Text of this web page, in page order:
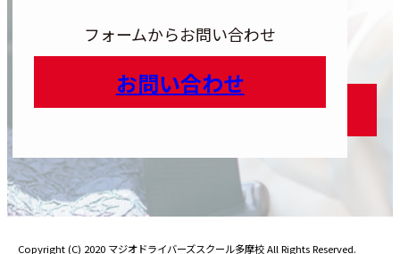
フォームからお問い合わせ
お問い合わせ
カラム
Copyright (C) 2020 マジオドライバーズスクール多摩校 All Rights Reserved.